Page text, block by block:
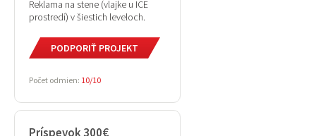
Reklama na stene (vlajke u ICE
prostredí) v šiestich leveloch.
PODPORIŤ PROJEKT
Počet odmien: 10/10
Príspevok 300€